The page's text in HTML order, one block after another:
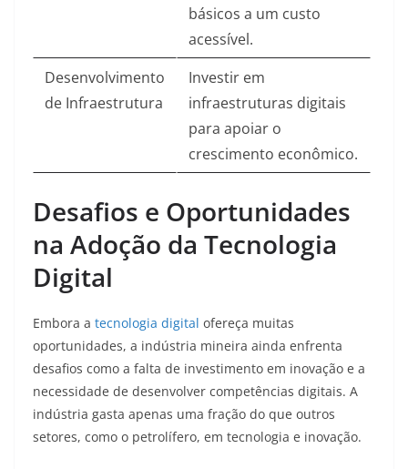
básicos a um custo
acessível.
Desenvolvimento
de Infraestrutura
Investir em
infraestruturas digitais
para apoiar o
crescimento econômico.
Desafios e Oportunidades
na Adoção da Tecnologia
Digital
Embora a tecnologia digital ofereça muitas
oportunidades, a indústria mineira ainda enfrenta
desafios como a falta de investimento em inovação e a
necessidade de desenvolver competências digitais. A
indústria gasta apenas uma fração do que outros
setores, como o petrolífero, em tecnologia e inovação.